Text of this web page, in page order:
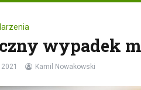
wypadek
Kamil Nowakowski